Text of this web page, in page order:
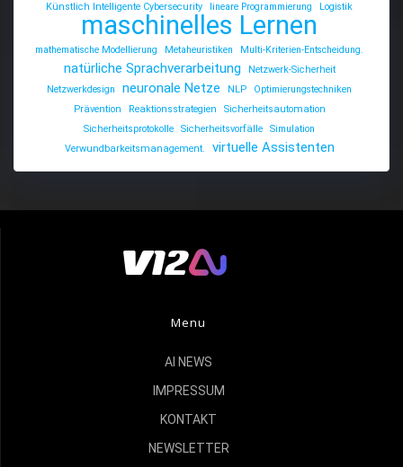
Künstlich Intelligente Cybersecurity lineare Programmierung Logistik
maschinelles Lernen
mathematische Modellierung Metaheuristiken Multi-Kriterien-Entscheidung.
natürliche Sprachverarbeitung
Netzwerk-Sicherheit
Netzwerkdesign
neuronale Netze NLP
Optimierungstechniken
Prävention
Reaktionsstrategien
Sicherheitsautomation
Sicherheitsprotokolle
Sicherheitsvorfälle
Simulation
Verwundbarkeitsmanagement.
virtuelle Assistenten
Menu
AI NEWS
IMPRESSUM
KONTAKT
NEWSLETTER